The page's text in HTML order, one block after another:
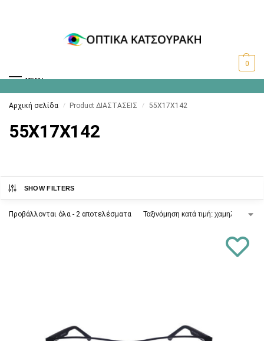
MENU
0
Αρχική σελίδα / Product ΔΙΑΣΤΑΣΕΙΣ / 55X17X142
55X17X142
SHOW FILTERS
Προβάλλονται όλα - 2 αποτελέσματα